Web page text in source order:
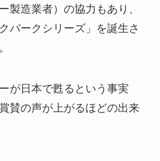
製造業者）の協力もあり、
バークシリーズ」を誕生さ
が日本で甦るという事実
賛の声が上がるほどの出来